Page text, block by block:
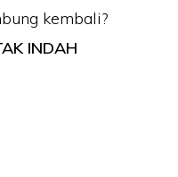
kembali?
INDAH